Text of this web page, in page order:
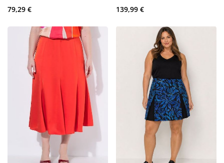
79,29 €
139,99 €